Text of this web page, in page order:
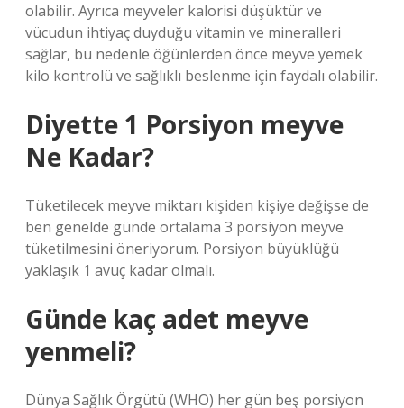
olabilir. Ayrıca meyveler kalorisi düşüktür ve
vücudun ihtiyaç duyduğu vitamin ve mineralleri
sağlar, bu nedenle öğünlerden önce meyve yemek
kilo kontrolü ve sağlıklı beslenme için faydalı olabilir.
Diyette 1 Porsiyon meyve
Ne Kadar?
Tüketilecek meyve miktarı kişiden kişiye değişse de
ben genelde günde ortalama 3 porsiyon meyve
tüketilmesini öneriyorum. Porsiyon büyüklüğü
yaklaşık 1 avuç kadar olmalı.
Günde kaç adet meyve
yenmeli?
Dünya Sağlık Örgütü (WHO) her gün beş porsiyon